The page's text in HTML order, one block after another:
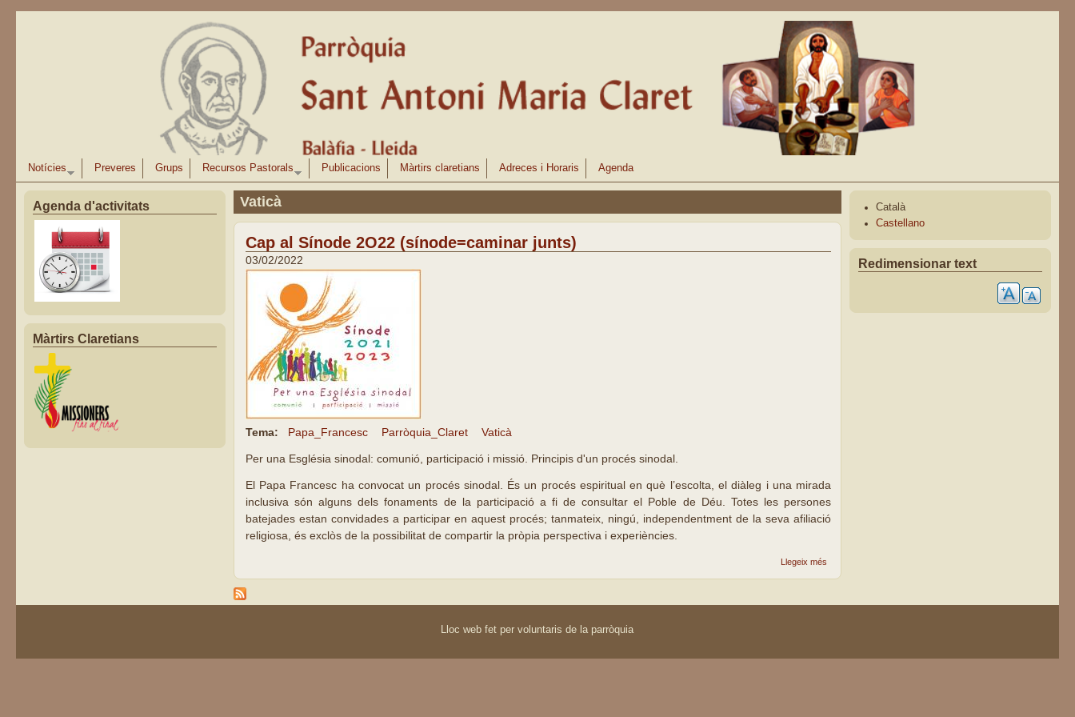
Notícies Preveres Grups Recursos Pastorals Publicacions Màrtirs claretians Adreces i Horaris Agenda
Agenda d'activitats
Màrtirs Claretians
Vaticà
Cap al Sínode 2O22 (sínode=caminar junts)
03/02/2022
Tema: Papa_Francesc Parròquia_Claret Vaticà
Per una Església sinodal: comunió, participació i missió. Principis d'un procés sinodal.
El Papa Francesc ha convocat un procés sinodal. És un procés espiritual en què l’escolta, el diàleg i una mirada
inclusiva són alguns dels fonaments de la participació a fi de consultar el Poble de Déu. Totes les persones
batejades estan convidades a participar en aquest procés; tanmateix, ningú, independentment de la seva afiliació
religiosa, és exclòs de la possibilitat de compartir la pròpia perspectiva i experiències.
Llegeix més
Català
Castellano
Redimensionar text
Lloc web fet per voluntaris de la parròquia